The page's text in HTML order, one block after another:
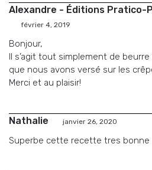
Alexandre - Éditions Pratico-
février 4, 2019
Bonjour,
Il s’agit tout simplement de beurre
que nous avons versé sur les
Merci et au plaisir!
Nathalie janvier 26, 2020
Superbe cette recette tres bonne